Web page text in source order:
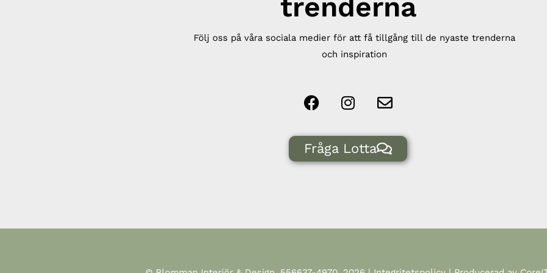
trenderna
Följ oss på våra sociala medier för att få tillgång till de nyaste trenderna
och inspiration
Fråga Lotta